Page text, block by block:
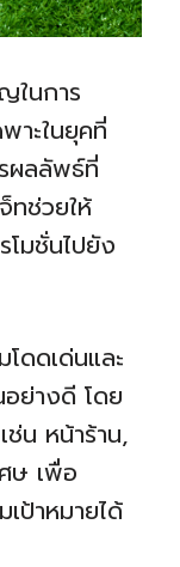
ในการ
าะในยุคที่
ผลลัพธ์ที่
ทช่วยให้
โมชั่นไปยัง
ดดเด่นและ
ย่างดี โดย
ช่น หน้าร้าน,
ษ เพื่อ
ป้าหมายได้